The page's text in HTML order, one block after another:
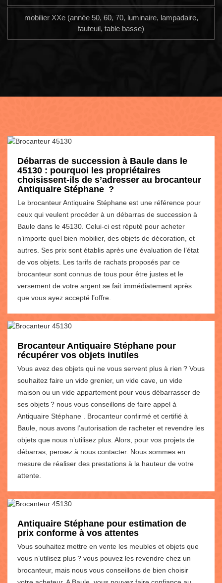
mobilier XXe (année 50, 60, 70, luminaire, lampadaire,
fauteuil, table basse)
Débarras de succession à Baule dans le
45130 : pourquoi les propriétaires
choisissent-ils de s’adresser au brocanteur
Antiquaire Stéphane ?
Le brocanteur Antiquaire Stéphane est une référence pour
ceux qui veulent procéder à un débarras de succession à
Baule dans le 45130. Celui-ci est réputé pour acheter
n’importe quel bien mobilier, des objets de décoration, et
autres. Ses prix sont établis après une évaluation de l’état
de vos objets. Les tarifs de rachats proposés par ce
brocanteur sont connus de tous pour être justes et le
versement de votre argent se fait immédiatement après
que vous ayez accepté l’offre.
Brocanteur Antiquaire Stéphane pour
récupérer vos objets inutiles
Vous avez des objets qui ne vous servent plus à rien ? Vous
souhaitez faire un vide grenier, un vide cave, un vide
maison ou un vide appartement pour vous débarrasser de
ses objets ? nous vous conseillons de faire appel à
Antiquaire Stéphane . Brocanteur confirmé et certifié à
Baule, nous avons l’autorisation de racheter et revendre les
objets que nous n’utilisez plus. Alors, pour vos projets de
débarras, pensez à nous contacter. Nous sommes en
mesure de réaliser des prestations à la hauteur de votre
attente.
Antiquaire Stéphane pour estimation de
prix conforme à vos attentes
Vous souhaitez mettre en vente les meubles et objets que
vous n’utilisez plus ? vous pouvez les revendre chez un
brocanteur, mais nous vous conseillons de bien choisir